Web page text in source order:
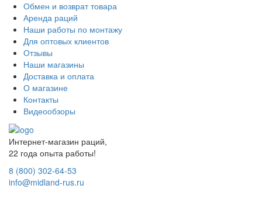
Обмен и возврат товара
Аренда раций
Наши работы по монтажу
Для оптовых клиентов
Отзывы
Наши магазины
Доставка и оплата
О магазине
Контакты
Видеообзоры
Интернет-магазин раций,
22 года опыта работы!
8 (800) 302-64-53
info@midland-rus.ru